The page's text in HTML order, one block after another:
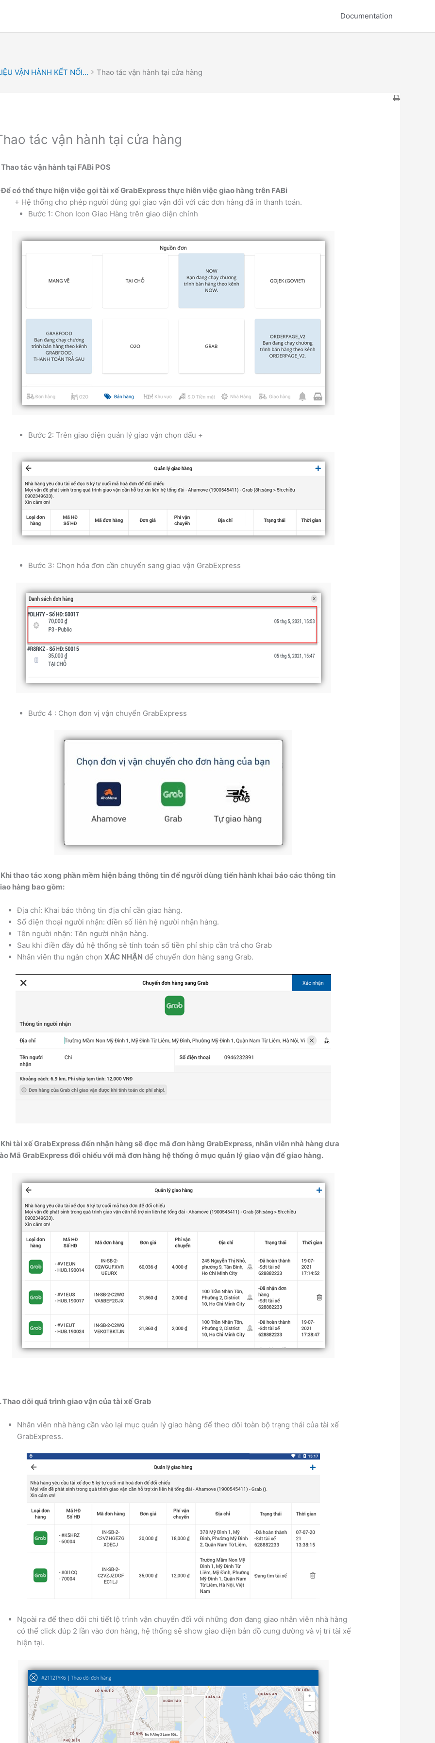
Documentation
VẬN HÀNH KẾT NỐI... Thao tác vận hành tại cửa hàng
tác vận hành tại cửa hàng
Thao tác vận hành tại FABi POS
Để có thể thực hiện việc gọi tài xế GrabExpress thực hiên việc giao hàng trên FABi
+ Hệ thống cho phép người dùng gọi giao vận đối với các đơn hàng đã in thanh toán.
Bước 1: Chon Icon Giao Hàng trên giao diện chính
Bước 2: Trên giao diện quản lý giao vận chọn dấu +
Bước 3: Chọn hóa đơn cần chuyển sang giao vận GrabExpress
Bước 4 : Chọn đơn vị vận chuyển GrabExpress
Khi thao tác xong phần mềm hiện bảng thông tin để người dùng tiến hành khai báo các thông tin
hàng bao gồm:
Địa chỉ: Khai báo thông tin địa chỉ cần giao hàng.
Số điện thoại người nhận: điền số liên hệ người nhận hàng.
Tên người nhận: Tên người nhận hàng.
Sau khi điền đầy đủ hệ thống sẽ tính toán số tiền phí ship cần trả cho Grab
Nhân viên thu ngân chọnXÁC NHẬN để chuyển đơn hàng sang Grab.
Khi tài xế GrabExpress đến nhận hàng sẽ đọc mã đơn hàng GrabExpress, nhân viên nhà hàng dưa
Mã GrabExpress đổi chiếu với mã đơn hàng hệ thống ở mục quản lý giao vận để giao hàng.
Thao dõi quá trình giao vận của tài xế Grab
Nhân viên nhà hàng cần vào lại mục quản lý giao hàng để theo dõi toàn bộ trạng thái của tài xế
GrabExpress.
Ngoài ra để theo dõi chi tiết lộ trình vận chuyển đối với những đơn đang giao nhân viên nhà hàng
có thể click đúp 2 lần vào đơn hàng, hệ thống sẽ show giao diện bản đồ cung đường và vị trí tài xế
hiện tại.